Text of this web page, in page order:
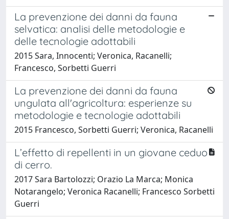
La prevenzione dei danni da fauna
selvatica: analisi delle metodologie e
delle tecnologie adottabili
2015 Sara, Innocenti; Veronica, Racanelli;
Francesco, Sorbetti Guerri
La prevenzione dei danni da fauna
ungulata all'agricoltura: esperienze su
metodologie e tecnologie adottabili
2015 Francesco, Sorbetti Guerri; Veronica, Racanelli
L’effetto di repellenti in un giovane ceduo
di cerro.
2017 Sara Bartolozzi; Orazio La Marca; Monica
Notarangelo; Veronica Racanelli; Francesco Sorbetti
Guerri